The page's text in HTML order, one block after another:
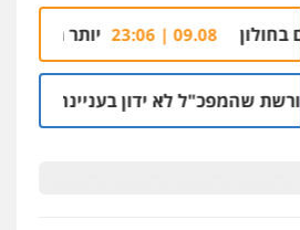
09.08 | 23:06 יותר מ-1.5 ק"ג קריסטל אותר בתוך רכב בצומת בית קמה
שהמפכ"ל לא ידון בעניינה בגלל